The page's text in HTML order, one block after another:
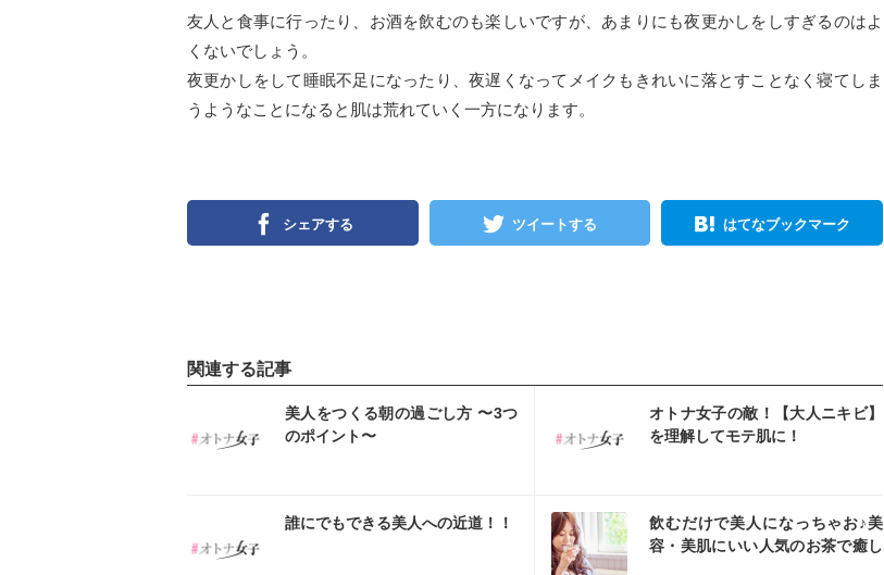
友人と食事に行ったり、お酒を飲むのも楽しいですが、あまりにも夜更かしをしすぎるのはよ
くないでしょう。
夜更かしをして睡眠不足になったり、夜遅くなってメイクもきれいに落とすことなく寝てしま
うようなことになると肌は荒れていく一方になります。
シェアする ツイートする はてなブックマーク
関連する記事
美人をつくる朝の過ごし方 〜3つ
のポイント〜
オトナ女子の敵！【大人ニキビ】
を理解してモテ肌に！
インスタ
誰にでもできる美人への近道！！
飲むだけで美人になっちゃお♪美
容・美肌にいい人気のお茶で癒し
インスタ